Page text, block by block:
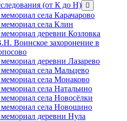
(от К до Н) открыть
меню
села Карачарово
села Клин
деревни Козловка
Воинское захоронение в
деревни Лазарево
села Мальцево
села Монаково
села Натальино
села Новосёлки
села Новошино
деревни Нула